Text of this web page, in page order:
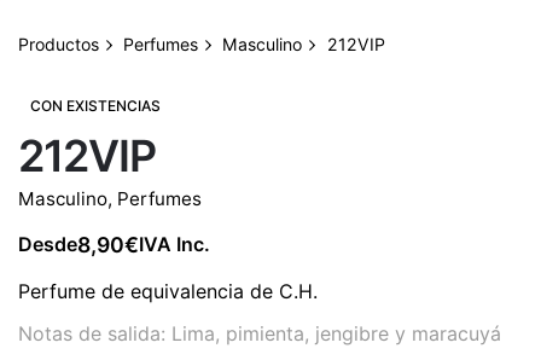
Productos Perfumes Masculino 212VIP
CON EXISTENCIAS
212VIP
Masculino, Perfumes
Desde8,90€IVA Inc.
Perfume de equivalencia de C.H.
Notas de salida: Lima, pimienta, jengibre y maracuyá